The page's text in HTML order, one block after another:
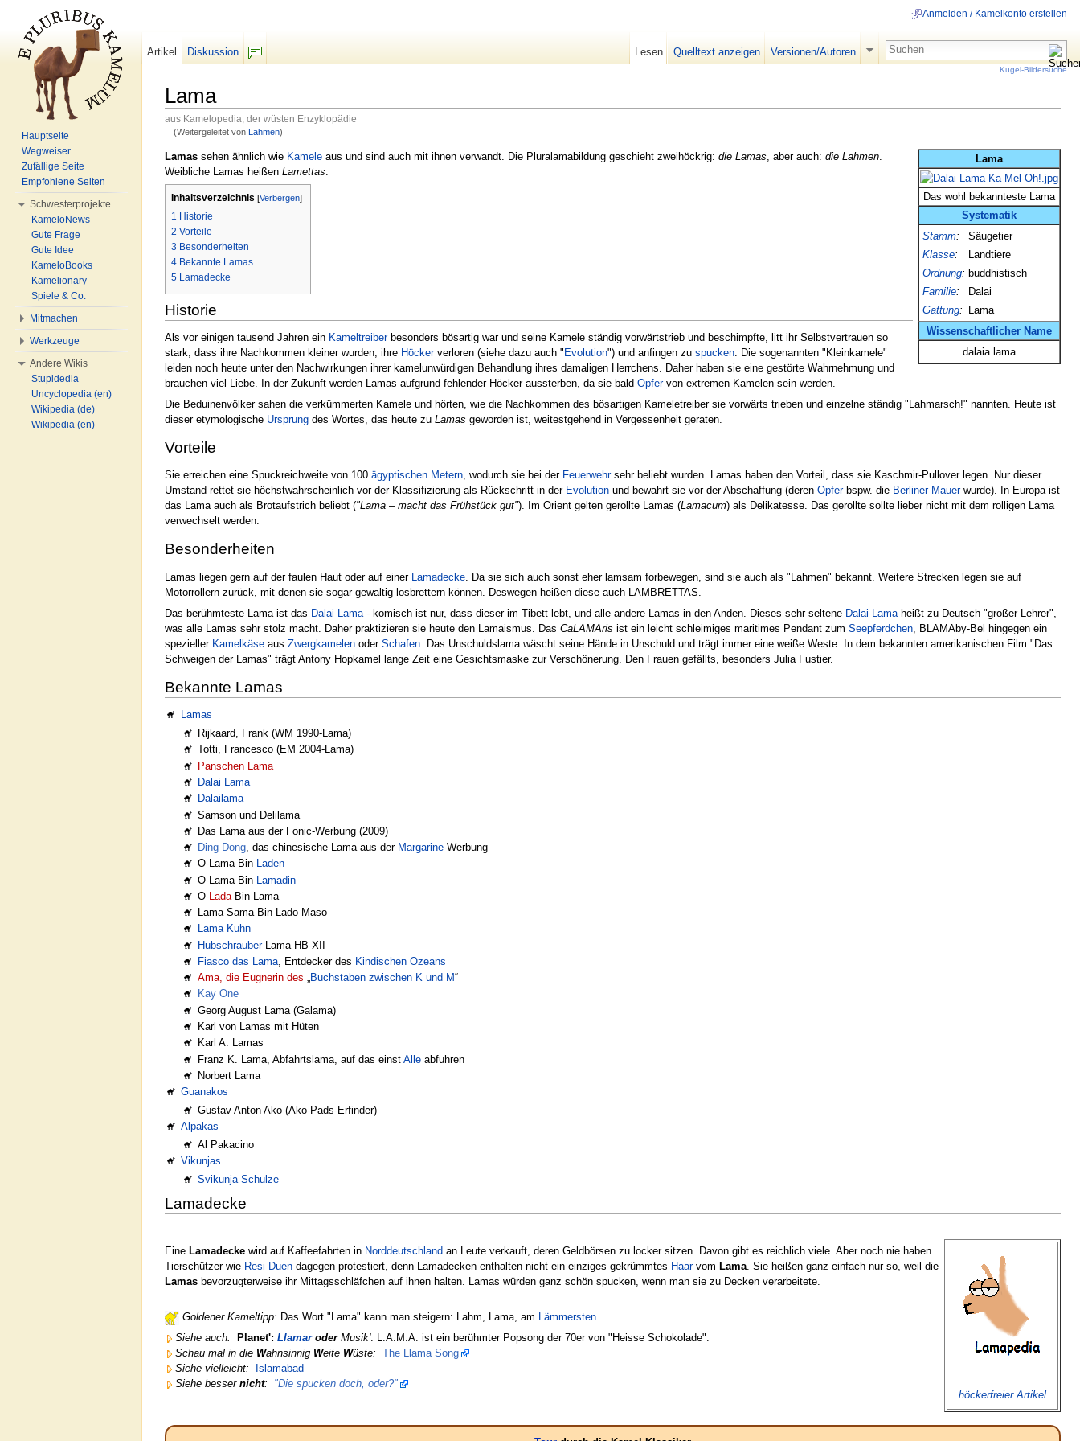
Lama
aus Kamelopedia, der wüsten Enzyklopädie
(Weitergeleitet von Lahmen)
Lama
Das wohl bekannteste Lama
Systematik
Stamm:
Säugetier
Klasse:
Landtiere
Ordnung: buddhistisch
Familie:
Dalai
Gattung: Lama
Wissenschaftlicher Name
dalaia lama
Lamas sehen ähnlich wie Kamele aus und sind auch mit ihnen verwandt. Die Pluralamabildung geschieht zweihöckrig: die Lamas , aber auch: die Lahmen
Weibliche Lamas heißen Lamettas
Inhaltsverzeichnis [Verbergen]
1 Historie
2 Vorteile
3 Besonderheiten
4 Bekannte Lamas
5 Lamadecke
Historie
Als vor einigen tausend Jahren ein Kameltreiberbesonders bösartig war und seine Kamele ständig vorwärtstrieb und beschimpfte, litt ihr Selbstvertrauen so
stark, dass ihre Nachkommen kleiner wurden, ihre Höckerverloren (siehe dazu auch " Evolution") und anfingen zu spucken. Die sogenannten "Kleinkamele"
leiden noch heute unter den Nachwirkungen ihrer kamelunwürdigen Behandlung ihres damaligen Herrchens. Daher haben sie eine gestörte Wahrnehmung und
brauchen viel Liebe. In der Zukunft werden Lamas aufgrund fehlender Höcker aussterben, da sie bald Opfervon extremen Kamelen sein werden.
Die Beduinenvölker sahen die verkümmerten Kamele und hörten, wie die Nachkommen des bösartigen Kameletreiber sie vorwärts trieben und einzelne ständig "Lahmarsch!" nannten. Heute ist
dieser etymologische Ursprung des Wortes, das heute zu Lamas geworden ist, weitestgehend in Vergessenheit geraten.
Vorteile
Sie erreichen eine Spuckreichweite von 100 ägyptischen Metern, wodurch sie bei der Feuerwehrsehr beliebt wurden. Lamas haben den Vorteil, dass sie Kaschmir-Pullover legen. Nur dieser
Umstand rettet sie höchstwahrscheinlich vor der Klassifizierung als Rückschritt in der Evolution und bewahrt sie vor der Abschaffung (deren Opferbspw. die Berliner Mauerwurde). In Europa ist
das Lama auch als Brotaufstrich beliebt ("Lama – macht das Frühstück gut"). Im Orient gelten gerollte Lamas (Lamacum) als Delikatesse. Das gerollte sollte lieber nicht mit dem rolligen Lama
verwechselt werden.
Besonderheiten
Lamas liegen gern auf der faulen Haut oder auf einer Lamadecke. Da sie sich auch sonst eher lamsam forbewegen, sind sie auch als "Lahmen" bekannt. Weitere Strecken legen sie auf
Motorrollern zurück, mit denen sie sogar gewaltig losbrettern können. Deswegen heißen diese auch LAMBRETTAS.
Das berühmteste Lama ist das Dalai Lama - komisch ist nur, dass dieser im Tibett lebt, und alle andere Lamas in den Anden. Dieses sehr seltene Dalai Lama heißt zu Deutsch "großer Lehrer",
was alle Lamas sehr stolz macht. Daher praktizieren sie heute den Lamaismus. Das CaLAMAris ist ein leicht schleimiges maritimes Pendant zum Seepferdchen , BLAMAby-Bel hingegen ein
spezieller Kamelkäse aus Zwergkamelen oder Schafen . Das Unschuldslama wäscht seine Hände in Unschuld und trägt immer eine weiße Weste. In dem bekannten amerikanischen Film "Das
Schweigen der Lamas" trägt Antony Hopkamel lange Zeit eine Gesichtsmaske zur Verschönerung. Den Frauen gefällts, besonders Julia Fustier.
Bekannte Lamas
Lamas
Rijkaard, Frank (WM 1990-Lama)
Totti, Francesco (EM 2004-Lama)
Panschen Lama
Dalai Lama
Dalailama
Samson und Delilama
Das Lama aus der Fonic-Werbung (2009)
Ding Dong, das chinesische Lama aus der Margarine-Werbung
O-Lama Bin Laden
O-Lama Bin Lamadin
O-LadaBin Lama
Lama-Sama Bin Lado Maso
Lama Kuhn
HubschrauberLama HB-XII
Fiasco das Lama, Entdecker des Kindischen Ozeans
Ama, die Eugnerin des „Buchstaben zwischen K und M“
Kay One
Georg August Lama (Galama)
Karl von Lamas mit Hüten
Karl A. Lamas
Franz K. Lama, Abfahrtslama, auf das einst Alleabfuhren
Norbert Lama
Guanakos
Gustav Anton Ako (Ako-Pads-Erfinder)
Alpakas
Al Pakacino
Vikunjas
Svikunja Schulze
Lamadecke
höckerfreier Artikel
Eine Lamadecke wird auf Kaffeefahrten in Norddeutschland an Leute verkauft, deren Geldbörsen zu locker sitzen. Davon gibt es reichlich viele. Aber noch nie haben
Tierschützer wie Resi Duen dagegen protestiert, denn Lamadecken enthalten nicht ein einziges gekrümmtes Haarvom Lama . Sie heißen ganz einfach nur so, weil die
Lamas bevorzugterweise ihr Mittagsschläfchen auf ihnen halten. Lamas würden ganz schön spucken, wenn man sie zu Decken verarbeitete.
Goldener Kameltipp: Das Wort "Lama" kann man steigern: Lahm, Lama, am Lämmersten.
Siehe auch:
Planet': Llamaroder Musik': L.A.M.A. ist ein berühmter Popsong der 70er von "Heisse Schokolade".
Schau mal in die Wahnsinnig Weite Wüste: The Llama Song
Siehe vielleicht:
Islamabad
Siehe besser nicht: "Die spucken doch, oder?"
Anmelden / Kamelkonto erstellen
Artikel
Diskussion
Lesen Quelltext anzeigen Versionen/Autoren
Kugel-Bildersuche
Hauptseite
Wegweiser
Zufällige Seite
Empfohlene Seiten
Schwesterprojekte
KameloNews
Gute Frage
Gute Idee
KameloBooks
Kamelionary
Spiele & Co.
Mitmachen
Werkzeuge
Andere Wikis
Stupidedia
Uncyclopedia (en)
Wikipedia (de)
Wikipedia (en)